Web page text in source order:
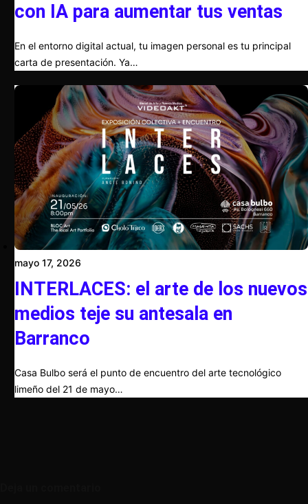
con IA para aumentar tus ventas
En el entorno digital actual, tu imagen personal es tu principal
carta de presentación. Ya…
mayo 17, 2026
INTERLACES: el arte de los nuevos
medios teje su antesala en
Barranco
Casa Bulbo será el punto de encuentro del arte tecnológico
limeño del 21 de mayo…